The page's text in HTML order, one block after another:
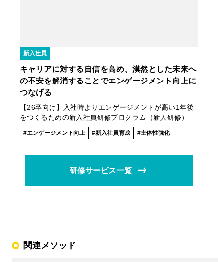
新入社員
キャリアに対する自信を高め、漠然とした未来へ
の不安を解消することでエンゲージメント向上に
つなげる
【26卒向け】入社時よりエンゲージメントが高い1年後
をつくるための新入社員研修プログラム（新人研修）
エンゲージメント向上 新入社員育成 主体性強化
研修サービス一覧
関連メソッド